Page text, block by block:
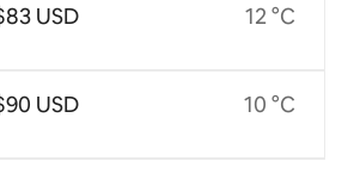
USD
USD
12 °C
10 °C